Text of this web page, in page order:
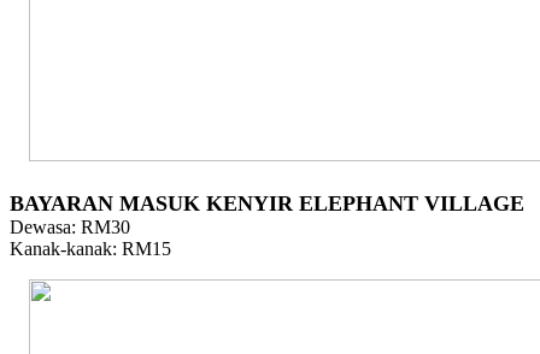
BAYARAN MASUK KENYIR ELEPHANT VILLAGE
Dewasa: RM30
Kanak-kanak: RM15